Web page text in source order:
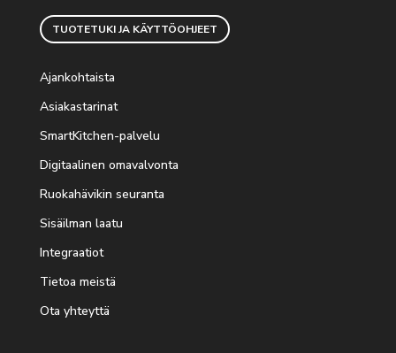
TUOTETUKI JA KÄYTTÖOHJEET
Ajankohtaista
Asiakastarinat
SmartKitchen-palvelu
Digitaalinen omavalvonta
Ruokahävikin seuranta
Sisäilman laatu
Integraatiot
Tietoa meistä
Ota yhteyttä